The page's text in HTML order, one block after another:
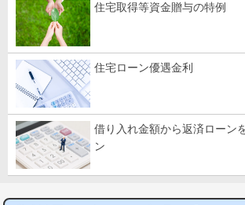
住宅取得等資金贈与の特例
住宅ローン優遇金利
借り入れ金額から返済ローン
ン